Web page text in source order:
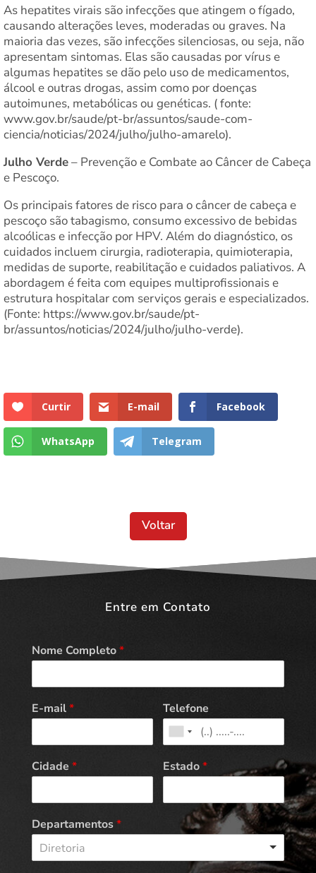
As hepatites virais são infecções que atingem o fígado,
causando alterações leves, moderadas ou graves. Na
maioria das vezes, são infecções silenciosas, ou seja, não
apresentam sintomas. Elas são causadas por vírus e
algumas hepatites se dão pelo uso de medicamentos,
álcool e outras drogas, assim como por doenças
autoimunes, metabólicas ou genéticas. ( fonte:
www.gov.br/saude/pt-br/assuntos/saude-com-
ciencia/noticias/2024/julho/julho-amarelo).
Julho Verde– Prevenção e Combate ao Câncer de Cabeça
e Pescoço.
Os principais fatores de risco para o câncer de cabeça e
pescoço são tabagismo, consumo excessivo de bebidas
alcoólicas e infecção por HPV. Além do diagnóstico, os
cuidados incluem cirurgia, radioterapia, quimioterapia,
medidas de suporte, reabilitação e cuidados paliativos. A
abordagem é feita com equipes multiprofissionais e
estrutura hospitalar com serviços gerais e especializados.
(Fonte: https://www.gov.br/saude/pt-
br/assuntos/noticias/2024/julho/julho-verde).
Curtir E-mail Facebook
WhatsApp Telegram
Voltar
Entre em Contato
Nome Completo*
E-mail* Telefone
Cidade * Estado*
Departamentos*
Diretoria